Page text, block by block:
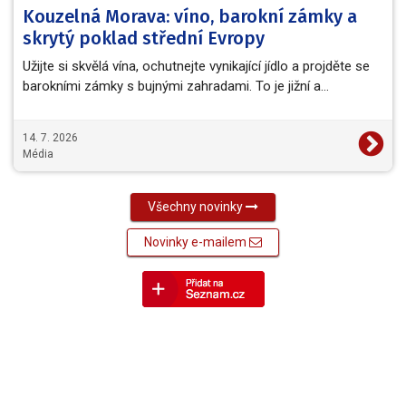
Kouzelná Morava: víno, barokní zámky a
skrytý poklad střední Evropy
Užijte si skvělá vína, ochutnejte vynikající jídlo a projděte se
barokními zámky s bujnými zahradami. To je jižní a…
14. 7. 2026
Média
Všechny novinky
Novinky e-mailem